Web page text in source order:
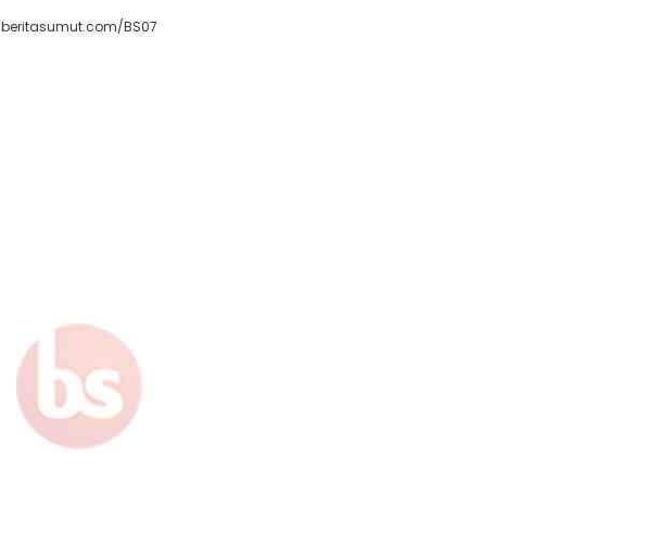
beritasumut.com/BS07